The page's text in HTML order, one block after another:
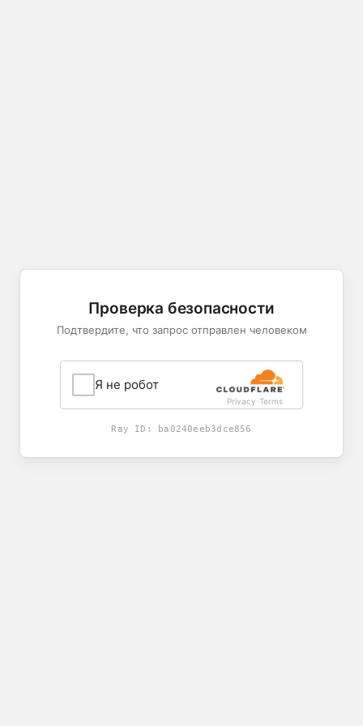
Проверка безопасности
Подтвердите, что запрос отправлен человеком
Я не робот
Privacy-Terms
Ray ID: ba0240eeb3dce856